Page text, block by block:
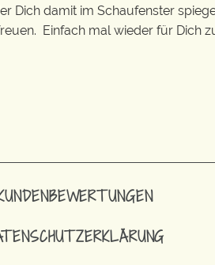
Dich damit im Schaufenster
Einfach mal wieder für Dich